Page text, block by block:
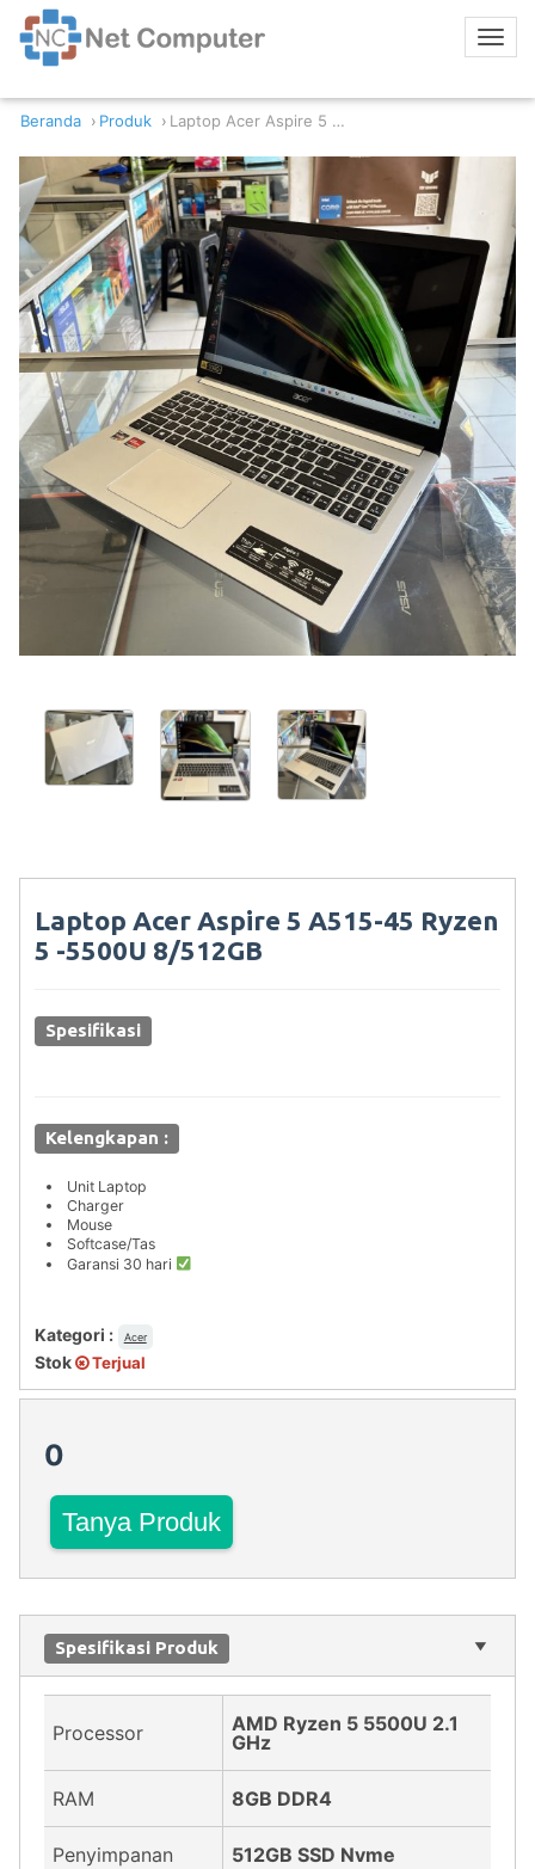
Beranda Produk Laptop Acer Aspire 5 A515-45 Ryzen 5 -5500U 8/512GB
Laptop Acer Aspire 5 A515-45 Ryzen
5 -5500U 8/512GB
Spesifikasi
Kelengkapan :
Unit Laptop
Charger
Mouse
Softcase/Tas
Garansi 30 hari
Kategori : Acer
Stok Terjual
0
Tanya Produk
Spesifikasi Produk
Processor
AMD Ryzen 5 5500U 2.1
GHz
RAM 8GB DDR4
Penyimpanan 512GB SSD Nvme